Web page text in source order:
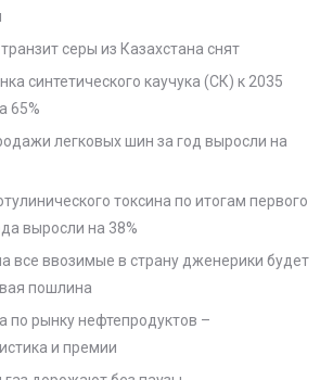
серы из Казахстана снят
синтетического каучука (СК) к 2035
65%
легковых шин за год выросли на
токсина по итогам первого
выросли на 38%
все ввозимые в страну дженерики будет
пошлина
по рынку нефтепродуктов –
и премии